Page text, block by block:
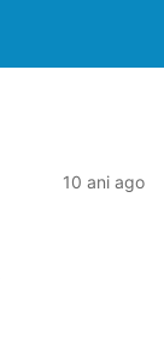
10 ani ago